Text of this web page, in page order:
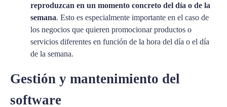
reproduzcan en un momento concreto del día o de la
semana. Esto es especialmente importante en el caso de
los negocios que quieren promocionar productos o
servicios diferentes en función de la hora del día o el día
de la semana.
Gestión y mantenimiento del
software